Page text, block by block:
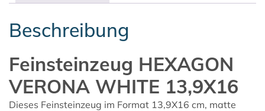
Beschreibung
Feinsteinzeug HEXAGON
VERONA WHITE 13,9X16
Dieses Feinsteinzeug im Format 13,9X16 cm, matte